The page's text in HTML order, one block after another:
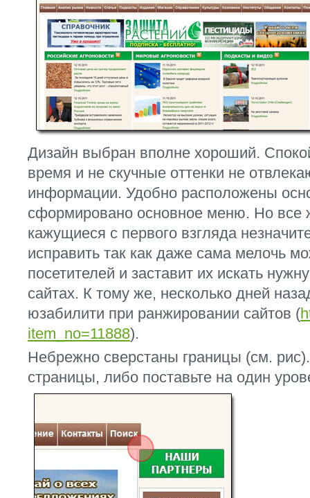
Дизайн выбран вполне хороший.
время и не скучные оттенки не
информации. Удобно расположены
сформировано основное меню. Но все
кажущиеся с первого взгляда
исправить так как даже сама мелочь
посетителей и заставит их искать
сайтах. К тому же, несколько дней
юзабилити при ранжировании сайтов (
item_no=11888).
Небрежно сверстаны границы (см.
страницы, либо поставьте на один